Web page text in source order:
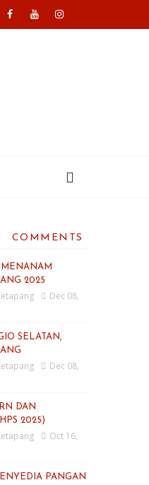
COMMENTS
2025
Dec 08,
SELATAN,
Dec 08,
DAN
2025)
Oct 16,
PANGAN